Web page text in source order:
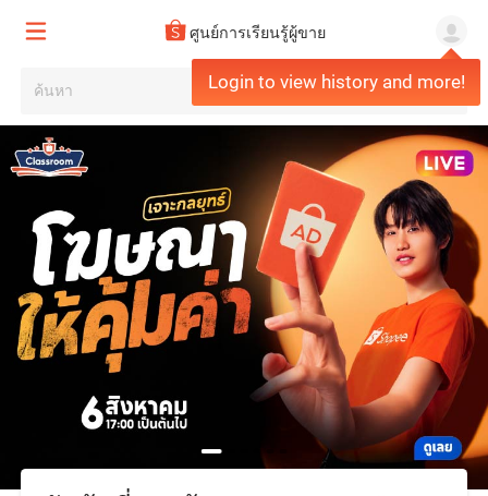
ศูนย์การเรียนรู้ผู้ขาย
Login to view history and more!